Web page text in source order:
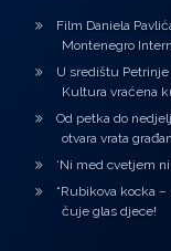
Film Daniela
Montenegro
U središtu
Kultura vraćena
Od petka do
otvara vrata
‘Ni med cvetjem
“Rubikova kocka
čuje glas djece!